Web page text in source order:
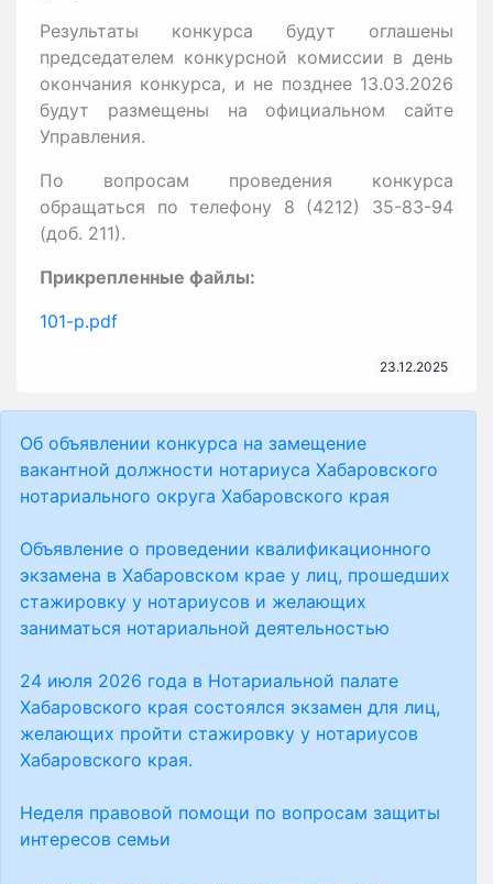
Результаты конкурса будут оглашены
председателем конкурсной комиссии в день
окончания конкурса, и не позднее 13.03.2026
будут размещены на официальном сайте
Управления.
По вопросам проведения конкурса
обращаться по телефону 8 (4212) 35-83-94
(доб. 211).
Прикрепленные файлы:
101-р.pdf
23.12.2025
Об объявлении конкурса на замещение
вакантной должности нотариуса Хабаровского
нотариального округа Хабаровского края
Объявление о проведении квалификационного
экзамена в Хабаровском крае у лиц, прошедших
стажировку у нотариусов и желающих
заниматься нотариальной деятельностью
24 июля 2026 года в Нотариальной палате
Хабаровского края состоялся экзамен для лиц,
желающих пройти стажировку у нотариусов
Хабаровского края.
Неделя правовой помощи по вопросам защиты
интересов семьи